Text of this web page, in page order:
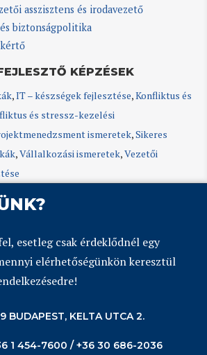
asszisztens és irodavezető
biztonságpolitika
KÉPZÉSEK
,IT – készségek fejlesztése,Konfliktus és
és stressz-kezelési
ismeretek,Sikeres
,Vállalkozási ismeretek,Vezetői
esetleg csak érdeklődnél egy
elérhetőségünkön keresztül
BUDAPEST, KELTA UTCA 2.
1 454-7600 / +36 30 686-2036